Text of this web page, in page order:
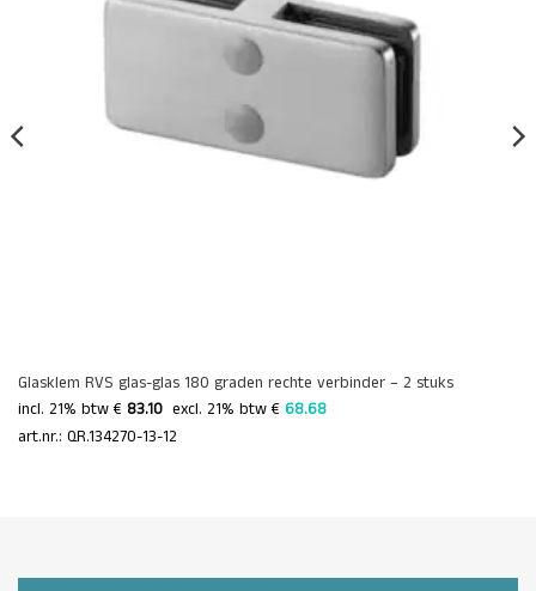
Glasklem RVS glas-glas 180 graden rechte verbinder – 2 stuks
incl. 21% btw € 83.10 excl. 21% btw € 68.68
art.nr.: QR.134270-13-12